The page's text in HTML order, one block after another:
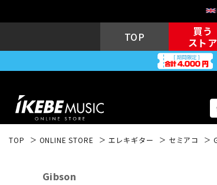
TOP
買う
ストア
TOP ONLINE STORE エレキギター セミアコ
Gibson